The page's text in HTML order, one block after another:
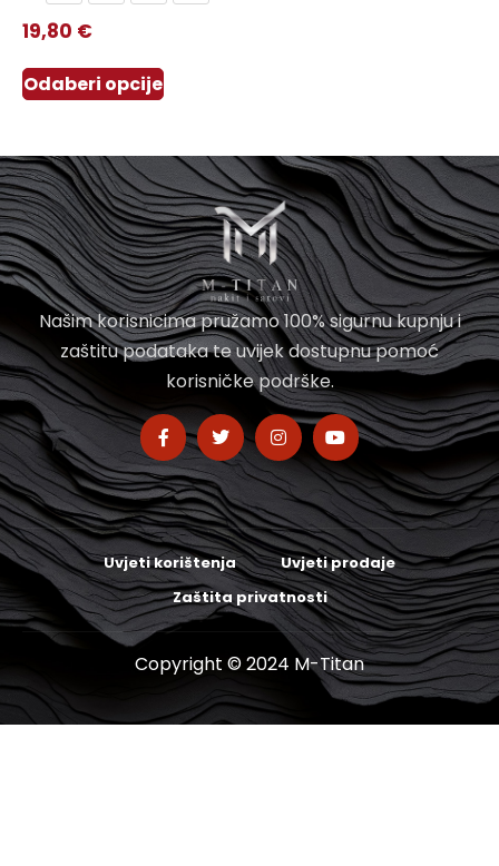
19,80 €
Odaberi opcije
Našim korisnicima pružamo 100% sigurnu kupnju i
zaštitu podataka te uvijek dostupnu pomoć
korisničke podrške.
Uvjeti korištenja
Uvjeti prodaje
Zaštita privatnosti
Copyright © 2024 M-Titan